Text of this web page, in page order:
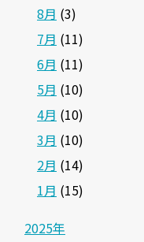
8月 (3)
7月 (11)
6月 (11)
5月 (10)
4月 (10)
3月 (10)
2月 (14)
1月 (15)
2025年